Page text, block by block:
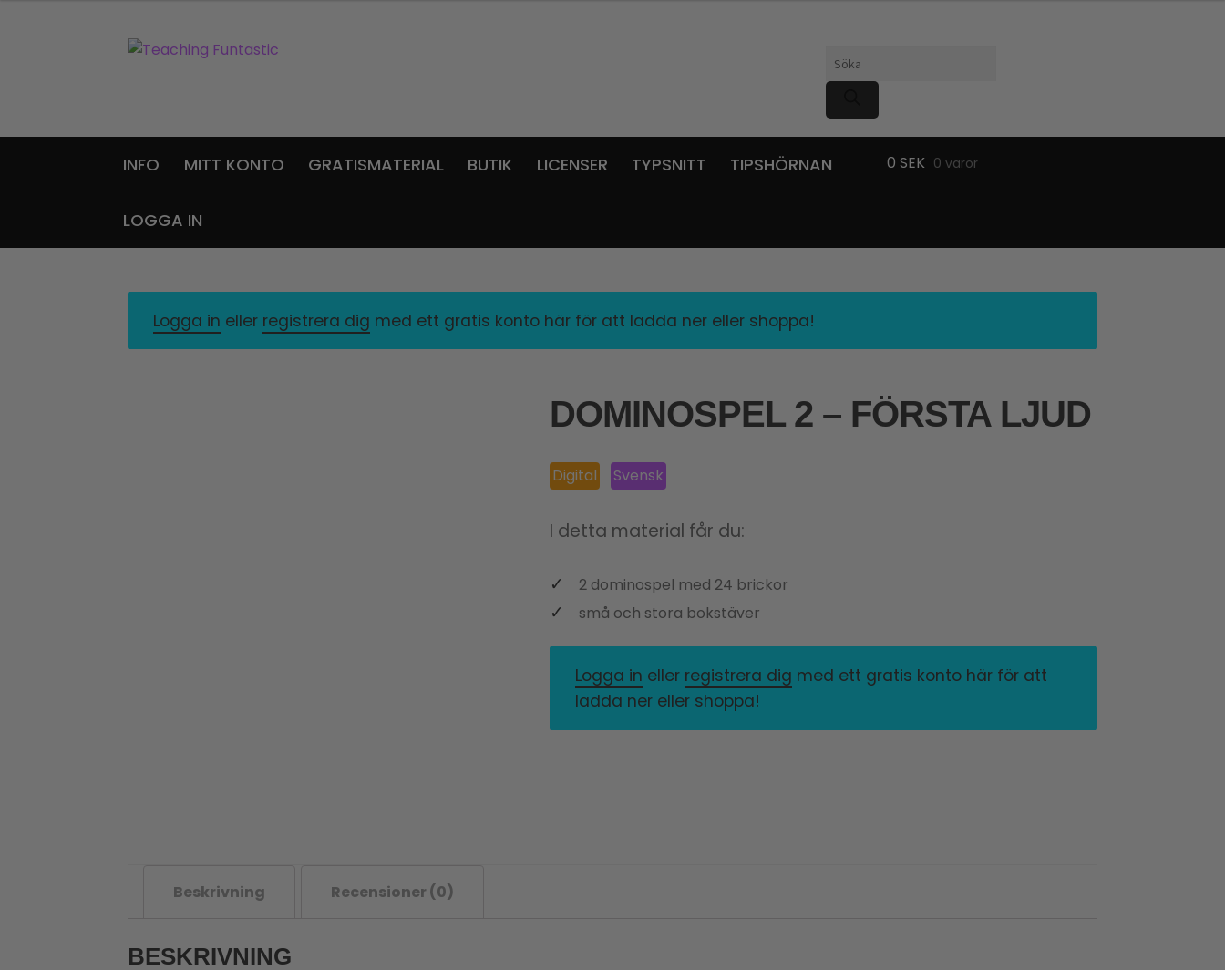
Hoppa
Gå
INFO MITT KONTO GRATISMATERIAL BUTIK LICENSER TYPSNITT TIPSHÖRNAN
LOGGA IN
0 SEK 0 varor
Logga in eller registrera dig med ett gratis konto här för att ladda ner eller shoppa!
DOMINOSPEL 2 – FÖRSTA LJUD
Digital Svensk
I detta material får du:
2 dominospel med 24 brickor
små och stora bokstäver
Logga in eller registrera dig med ett gratis konto här för att
ladda ner eller shoppa!
Beskrivning Recensioner (0)
BESKRIVNING